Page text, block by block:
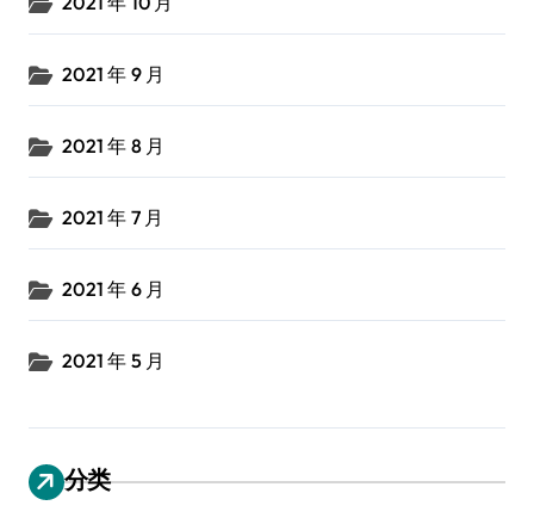
2021 年 9 月
2021 年 8 月
2021 年 7 月
2021 年 6 月
2021 年 5 月
分类